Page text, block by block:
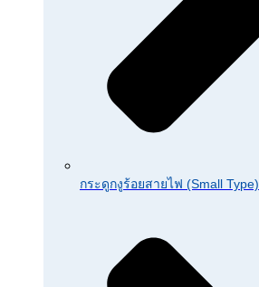
กระดูกงูร้อยสายไฟ (Small Type)